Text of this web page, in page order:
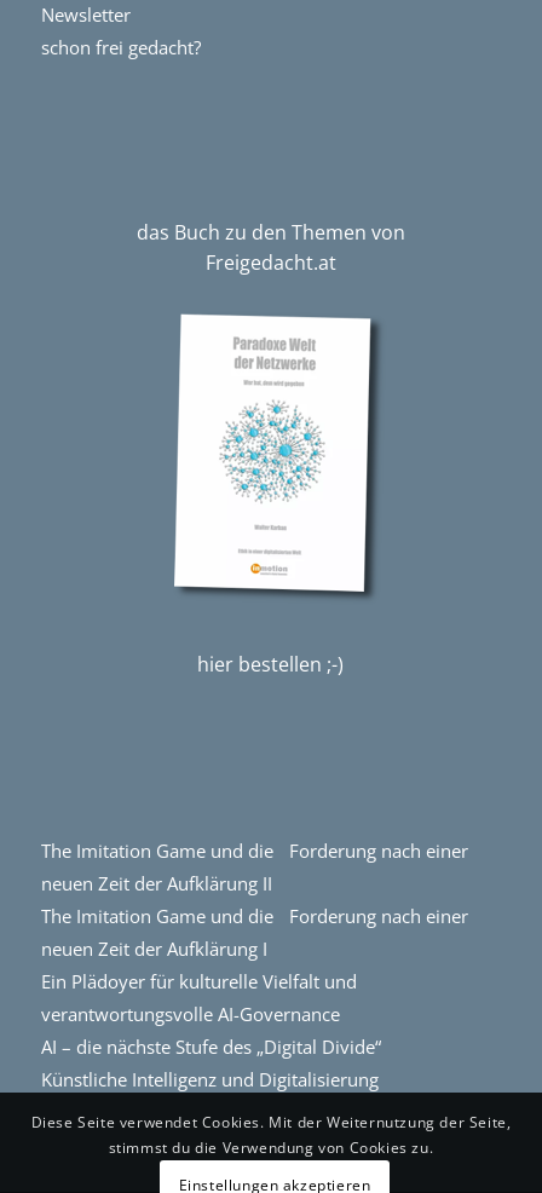
Newsletter
schon frei gedacht?
das Buch zu den Themen von
Freigedacht.at
hier bestellen ;-)
The Imitation Game und die Forderung nach einer
neuen Zeit der Aufklärung II
The Imitation Game und die Forderung nach einer
neuen Zeit der Aufklärung I
Ein Plädoyer für kulturelle Vielfalt und
verantwortungsvolle AI-Governance
AI – die nächste Stufe des „Digital Divide“
Künstliche Intelligenz und Digitalisierung
Diese Seite verwendet Cookies. Mit der Weiternutzung der Seite,
stimmst du die Verwendung von Cookies zu.
Einstellungen akzeptieren